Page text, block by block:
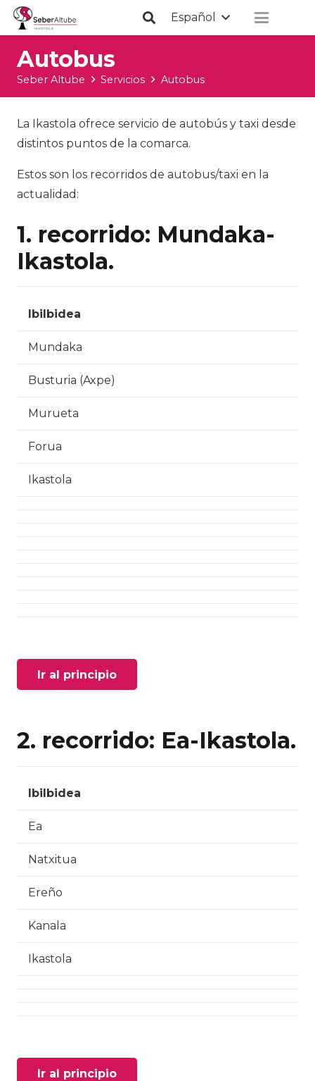
Español
Autobus
Seber Altube Servicios Autobus
La Ikastola ofrece servicio de autobús y taxi desde
distintos puntos de la comarca.
Estos son los recorridos de autobus/taxi en la
actualidad:
1. recorrido: Mundaka-
Ikastola.
Ibilbidea
Mundaka
Busturia (Axpe)
Murueta
Forua
Ikastola
Ir al principio
2. recorrido: Ea-Ikastola.
Ibilbidea
Ea
Natxitua
Ereño
Kanala
Ikastola
Ir al principio